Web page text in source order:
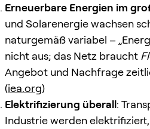
Erneuerbare Energien im
und Solarenergie wachsen
naturgemäß variabel –
nicht aus; das Netz braucht
Angebot und Nachfrage
(iea.org)
Elektrifizierung überall:
Industrie werden